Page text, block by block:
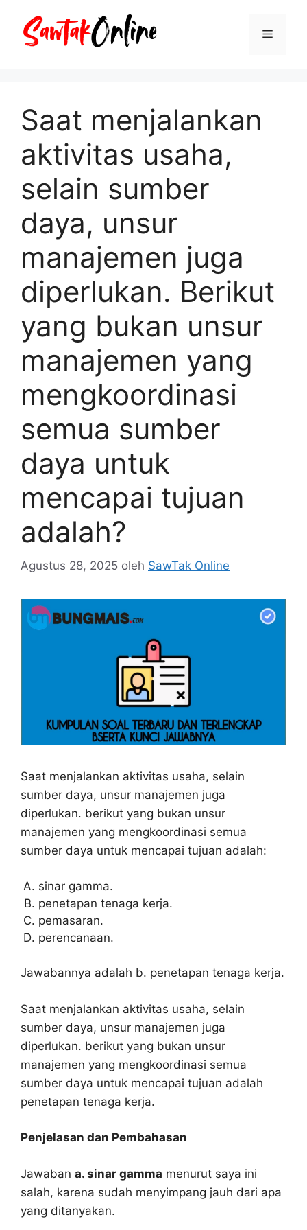
Menu
Saat menjalankan
aktivitas usaha,
selain sumber
daya, unsur
manajemen juga
diperlukan. Berikut
yang bukan unsur
manajemen yang
mengkoordinasi
semua sumber
daya untuk
mencapai tujuan
adalah?
Agustus 28, 2025 oleh SawTak Online
Saat menjalankan aktivitas usaha, selain
sumber daya, unsur manajemen juga
diperlukan. berikut yang bukan unsur
manajemen yang mengkoordinasi semua
sumber daya untuk mencapai tujuan adalah:
sinar gamma.
penetapan tenaga kerja.
pemasaran.
perencanaan.
Jawabannya adalah b. penetapan tenaga kerja.
Saat menjalankan aktivitas usaha, selain
sumber daya, unsur manajemen juga
diperlukan. berikut yang bukan unsur
manajemen yang mengkoordinasi semua
sumber daya untuk mencapai tujuan adalah
penetapan tenaga kerja.
Penjelasan dan Pembahasan
Jawaban a. sinar gamma menurut saya ini
salah, karena sudah menyimpang jauh dari apa
yang ditanyakan.